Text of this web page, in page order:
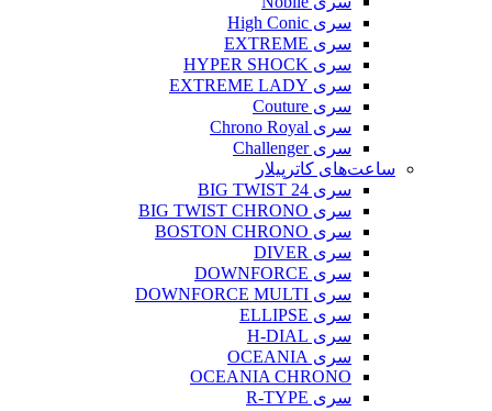
سری High Conic
سری EXTREME
سری HYPER SHOCK
سری EXTREME LADY
سری Couture
سری Chrono Royal
سری Challenger
ساعت‌های کاترپیلار
سری BIG TWIST 24
سری BIG TWIST CHRONO
سری BOSTON CHRONO
سری DIVER
سری DOWNFORCE
سری DOWNFORCE MULTI
سری ELLIPSE
سری H-DIAL
سری OCEANIA
OCEANIA CHRONO
سری R-TYPE